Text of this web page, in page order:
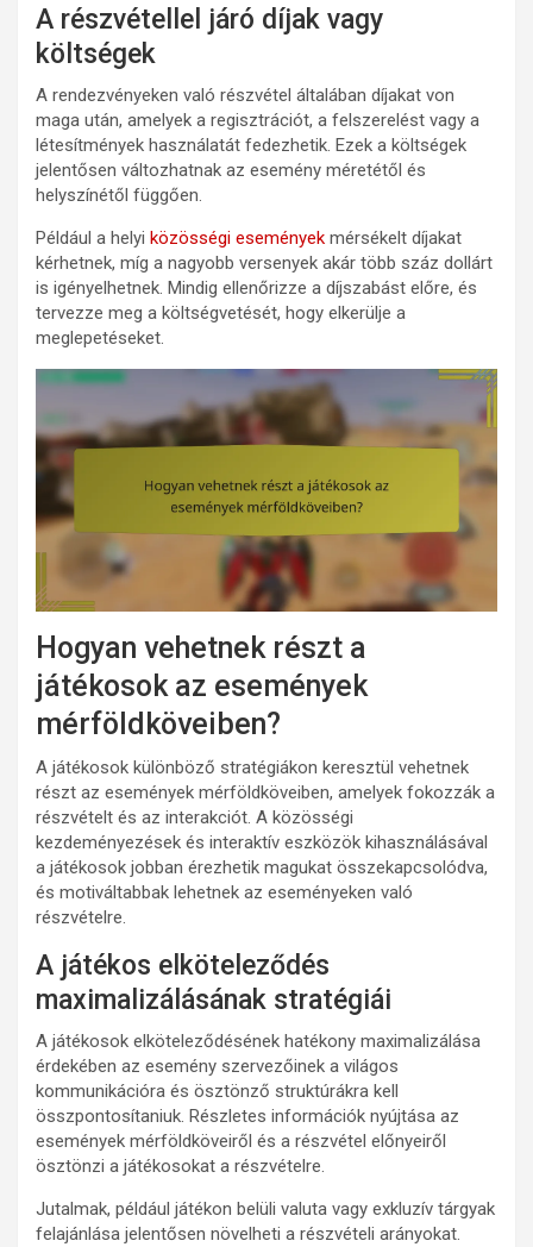
A részvétellel járó díjak vagy
költségek
A rendezvényeken való részvétel általában díjakat von
maga után, amelyek a regisztrációt, a felszerelést vagy a
létesítmények használatát fedezhetik. Ezek a költségek
jelentősen változhatnak az esemény méretétől és
helyszínétől függően.
Például a helyi közösségi események mérsékelt díjakat
kérhetnek, míg a nagyobb versenyek akár több száz dollárt
is igényelhetnek. Mindig ellenőrizze a díjszabást előre, és
tervezze meg a költségvetését, hogy elkerülje a
meglepetéseket.
Hogyan vehetnek részt a
játékosok az események
mérföldköveiben?
A játékosok különböző stratégiákon keresztül vehetnek
részt az események mérföldköveiben, amelyek fokozzák a
részvételt és az interakciót. A közösségi
kezdeményezések és interaktív eszközök kihasználásával
a játékosok jobban érezhetik magukat összekapcsolódva,
és motiváltabbak lehetnek az eseményeken való
részvételre.
A játékos elköteleződés
maximalizálásának stratégiái
A játékosok elköteleződésének hatékony maximalizálása
érdekében az esemény szervezőinek a világos
kommunikációra és ösztönző struktúrákra kell
összpontosítaniuk. Részletes információk nyújtása az
események mérföldköveiről és a részvétel előnyeiről
ösztönzi a játékosokat a részvételre.
Jutalmak, például játékon belüli valuta vagy exkluzív tárgyak
felajánlása jelentősen növelheti a részvételi arányokat.